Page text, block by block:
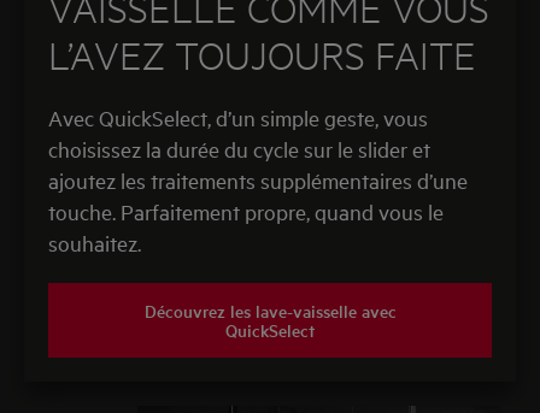
L’AVEZ TOUJOURS FAITE
Avec QuickSelect, d’un simple geste, vous
choisissez la durée du cycle sur le slider et
ajoutez les traitements supplémentaires d’une
touche. Parfaitement propre, quand vous le
souhaitez.
Découvrez les lave-vaisselle avec
QuickSelect